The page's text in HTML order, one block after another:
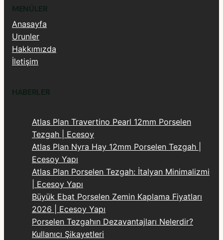
MENÜLER
Anasayfa
Urunler
Hakkımızda
İletişim
HABERLER
Atlas Plan Travertino Pearl 12mm Porselen
Tezgah | Ecesoy
Atlas Plan Nyra Hay 12mm Porselen Tezgah |
Ecesoy Yapı
Atlas Plan Porselen Tezgah: İtalyan Minimalizmi
| Ecesoy Yapı
Büyük Ebat Porselen Zemin Kaplama Fiyatları
2026 | Ecesoy Yapı
Porselen Tezgahın Dezavantajları Nelerdir?
Kullanıcı Şikayetleri